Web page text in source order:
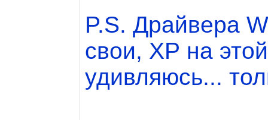
P.S. Драйвера
свои, ХР на
удивляюсь...